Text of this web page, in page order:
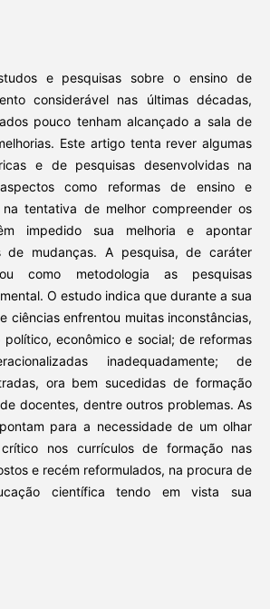
e pesquisas sobre o ensino de
considerável nas últimas décadas,
pouco tenham alcançado a sala de
Este artigo tenta rever algumas
e de pesquisas desenvolvidas na
como reformas de ensino e
tentativa de melhor compreender os
impedido sua melhoria e apontar
de mudanças. A pesquisa, de caráter
como metodologia as pesquisas
O estudo indica que durante a sua
ciências enfrentou muitas inconstâncias,
econômico e social; de reformas
inadequadamente; de
ora bem sucedidas de formação
docentes, dentre outros problemas. As
para a necessidade de um olhar
nos currículos de formação nas
e recém reformulados, na procura de
científica tendo em vista sua